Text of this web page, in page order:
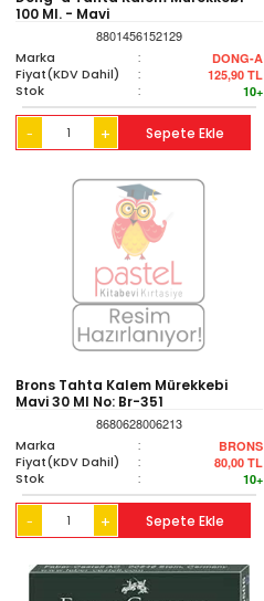
100 Ml. - Mavi
8801456152129
Marka
: DONG-A
Fiyat(KDV Dahil) : 125,90 TL
Stok : 10+
- + Sepete Ekle
Brons Tahta Kalem Mürekkebi
Mavi 30 Ml No: Br-351
8680628006213
Marka
: BRONS
Fiyat(KDV Dahil) : 80,00 TL
Stok : 10+
- + Sepete Ekle